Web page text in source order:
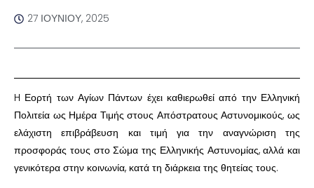
27 ΙΟΥΝΊΟΥ, 2025
H Εορτή των Αγίων Πάντων έχει καθιερωθεί από την Ελληνική
Πολιτεία ως Ημέρα Τιμής στους Απόστρατους Αστυνομικούς, ως
ελάχιστη επιβράβευση και τιμή για την αναγνώριση της
προσφοράς τους στο Σώμα της Ελληνικής Αστυνομίας, αλλά και
γενικότερα στην κοινωνία, κατά τη διάρκεια της θητείας τους.